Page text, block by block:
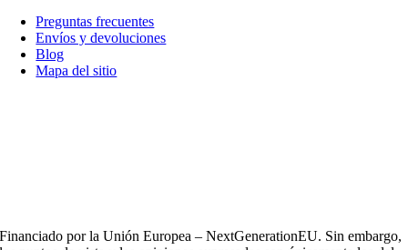
Preguntas frecuentes
Envíos y devoluciones
Blog
Mapa del sitio
Financiado por la Unión Europea – NextGenerationEU. Sin embargo,